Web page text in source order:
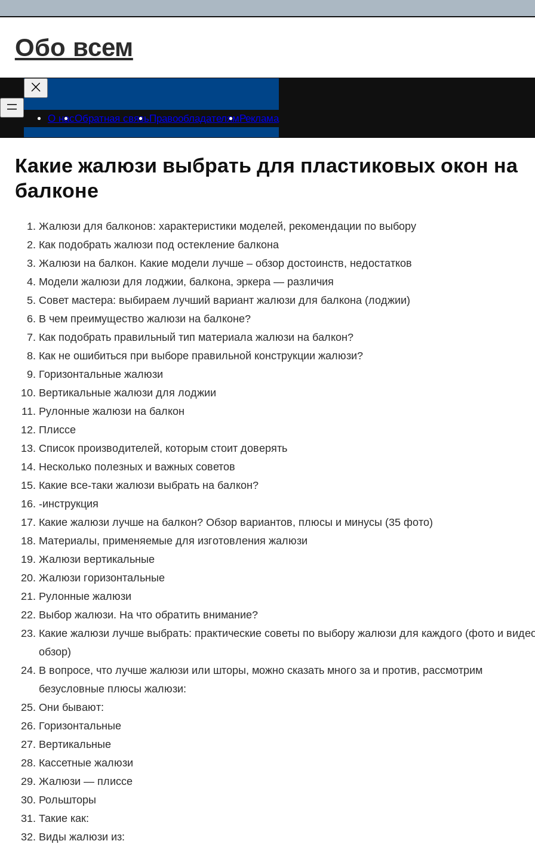
содержимому
Обо всем
О насОбратная связь Правообладателям Реклама
Какие жалюзи выбрать для пластиковых окон на
балконе
Жалюзи для балконов: характеристики моделей, рекомендации по выбору
Как подобрать жалюзи под остекление балкона
Жалюзи на балкон. Какие модели лучше – обзор достоинств, недостатков
Модели жалюзи для лоджии, балкона, эркера — различия
Совет мастера: выбираем лучший вариант жалюзи для балкона (лоджии)
В чем преимущество жалюзи на балконе?
Как подобрать правильный тип материала жалюзи на балкон?
Как не ошибиться при выборе правильной конструкции жалюзи?
Горизонтальные жалюзи
Вертикальные жалюзи для лоджии
Рулонные жалюзи на балкон
Плиссе
Список производителей, которым стоит доверять
Несколько полезных и важных советов
Какие все-таки жалюзи выбрать на балкон?
-инструкция
Какие жалюзи лучше на балкон? Обзор вариантов, плюсы и минусы (35 фото)
Материалы, применяемые для изготовления жалюзи
Жалюзи вертикальные
Жалюзи горизонтальные
Рулонные жалюзи
Выбор жалюзи. На что обратить внимание?
Какие жалюзи лучше выбрать: практические советы по выбору жалюзи для каждого (фото и
обзор)
В вопросе, что лучше жалюзи или шторы, можно сказать много за и против, рассмотрим
безусловные плюсы жалюзи:
Они бывают:
Горизонтальные
Вертикальные
Кассетные жалюзи
Жалюзи — плиссе
Рольшторы
Такие как:
Виды жалюзи из: